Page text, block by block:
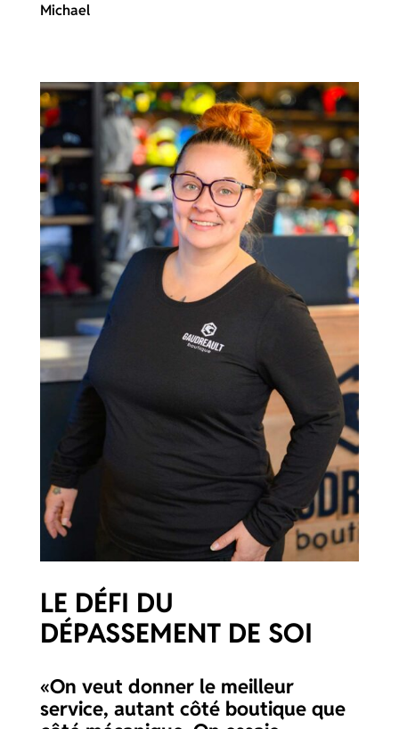
Michael
LE DÉFI DU
DÉPASSEMENT DE SOI
«On veut donner le meilleur
service, autant côté boutique que